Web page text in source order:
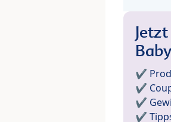
✔️
✔️
✔️
✔️